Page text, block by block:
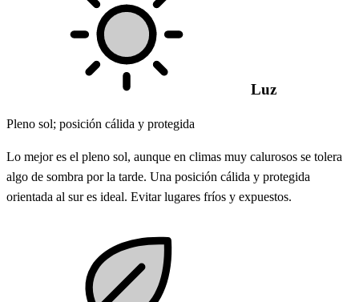
Luz
Pleno sol; posición cálida y protegida
Lo mejor es el pleno sol, aunque en climas muy calurosos se tolera
algo de sombra por la tarde. Una posición cálida y protegida
orientada al sur es ideal. Evitar lugares fríos y expuestos.